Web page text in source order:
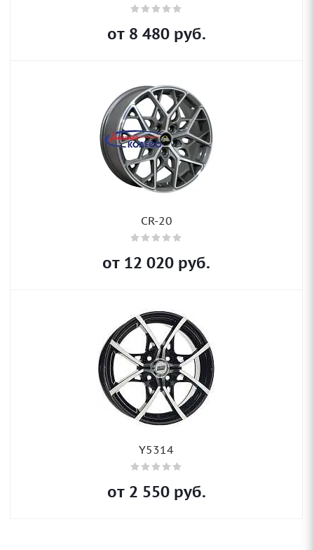
от 8 480руб.
CR-20
от 12 020 руб.
Y5314
от 2 550руб.